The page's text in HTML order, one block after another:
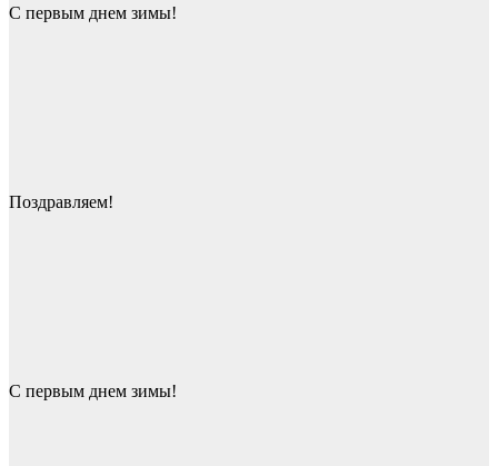
С первым днем зимы!
Поздравляем!
С первым днем зимы!